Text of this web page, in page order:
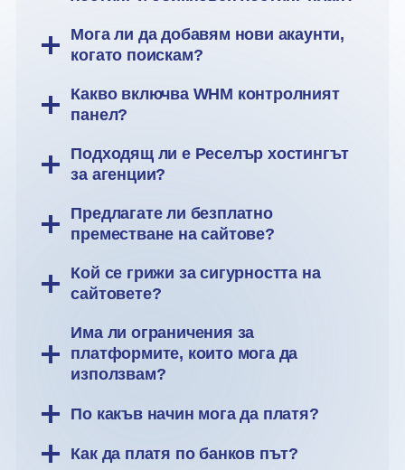
Мога ли да добавям нови акаунти,
когато поискам?
Какво включва WHM контролният
панел?
Подходящ ли е Реселър хостингът
за агенции?
Предлагате ли безплатно
преместване на сайтове?
Кой се грижи за сигурността на
сайтовете?
Има ли ограничения за
платформите, които мога да
използвам?
По какъв начин мога да платя?
Как да платя по банков път?